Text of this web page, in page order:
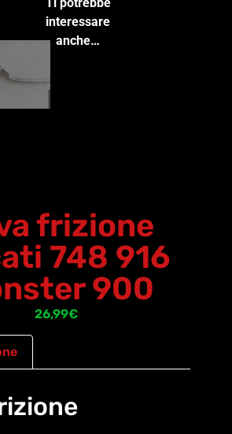
frizione
748 916
900
26,99€
interessare
anche…